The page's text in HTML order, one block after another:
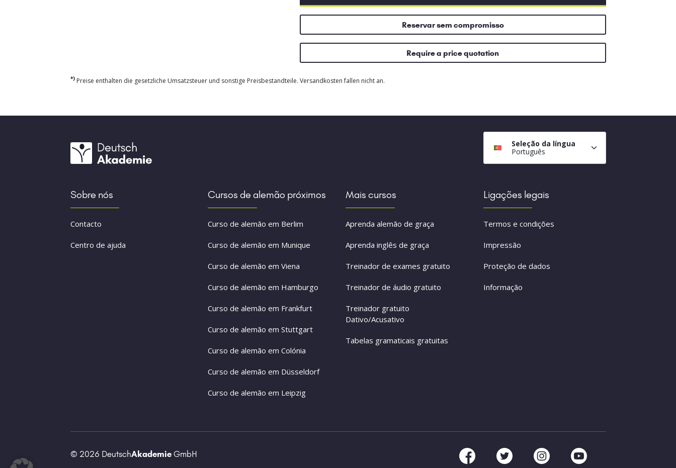
Reservar sem compromisso
Require a price quotation
*)Preise enthalten die gesetzliche Umsatzsteuer und sonstige Preisbestandteile. Versandkosten fallen nicht an.
Seleção da língua
Português
Sobre nós
Contacto
Centro de ajuda
Cursos de alemão próximos
Curso de alemão em Berlim
Curso de alemão em Munique
Curso de alemão em Viena
Curso de alemão em Hamburgo
Curso de alemão em Frankfurt
Curso de alemão em Stuttgart
Curso de alemão em Colónia
Curso de alemão em Düsseldorf
Curso de alemão em Leipzig
Mais cursos
Aprenda alemão de graça
Aprenda inglês de graça
Treinador de exames gratuito
Treinador de áudio gratuito
Treinador gratuito
Dativo/Acusativo
Tabelas gramaticais gratuitas
Ligações legais
Termos e condições
Impressão
Proteção de dados
Informação
© 2026 DeutschAkademieGmbH